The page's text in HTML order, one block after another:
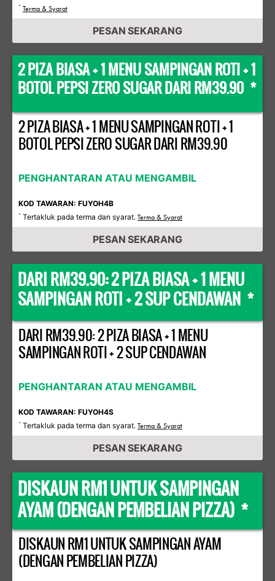
* Terma & Syarat
PESAN SEKARANG
2 PIZA BIASA + 1 MENU SAMPINGAN ROTI + 1
BOTOL PEPSI ZERO SUGAR DARI RM39.90 *
2 PIZA BIASA + 1 MENU SAMPINGAN ROTI + 1
BOTOL PEPSI ZERO SUGAR DARI RM39.90
PENGHANTARAN ATAU MENGAMBIL
KOD TAWARAN: FUYOH4B
* Tertakluk pada terma dan syarat. Terma & Syarat
PESAN SEKARANG
DARI RM39.90: 2 PIZA BIASA + 1 MENU
SAMPINGAN ROTI + 2 SUP CENDAWAN *
DARI RM39.90: 2 PIZA BIASA + 1 MENU
SAMPINGAN ROTI + 2 SUP CENDAWAN
PENGHANTARAN ATAU MENGAMBIL
KOD TAWARAN: FUYOH4S
* Tertakluk pada terma dan syarat. Terma & Syarat
PESAN SEKARANG
DISKAUN RM1 UNTUK SAMPINGAN
AYAM (DENGAN PEMBELIAN PIZZA) *
DISKAUN RM1 UNTUK SAMPINGAN AYAM
(DENGAN PEMBELIAN PIZZA)